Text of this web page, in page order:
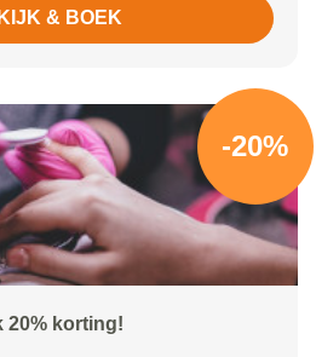
& BOEK
-20%
20% korting!